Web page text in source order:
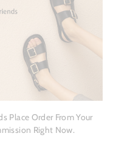
Place Order From Your
Right Now.